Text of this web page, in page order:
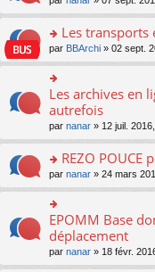
c
e
nt
u
ré
c
e
nt
n
le
pl
u
s
ré
c
e
nt
g
e
n
n
le
pl
u
s
e
nt
a
g
e
n
o
lu
le
pl
u
s
c
nt
er
le
m
e
s
g
e
n
o
lu
le
pl
u
s
ré
e
n
ult
er
le
m
s
a
e
n
o
n
lu
le
pl
u
s
o
n
s
ult
er
le
m
e
s
a
e
n
o
n
Les transports
par BBArchi » 02 sept.
n
ult
er
le
m
e
s
s
a
g
e
n
Les archives en
autrefois
par nanar » 12 juil.
o
n
s
ult
er
le
m
e
REZO POUCE
par nanar » 24 mars
o
n
ult
EPOMM Base
déplacement
par nanar » 18 févr.